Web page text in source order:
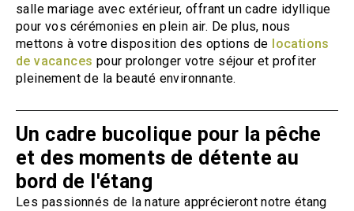
salle mariage avec extérieur, offrant un cadre idyllique
pour vos cérémonies en plein air. De plus, nous
mettons à votre disposition des options de locations
de vacances pour prolonger votre séjour et profiter
pleinement de la beauté environnante.
Un cadre bucolique pour la pêche
et des moments de détente au
bord de l'étang
Les passionnés de la nature apprécieront notre étang